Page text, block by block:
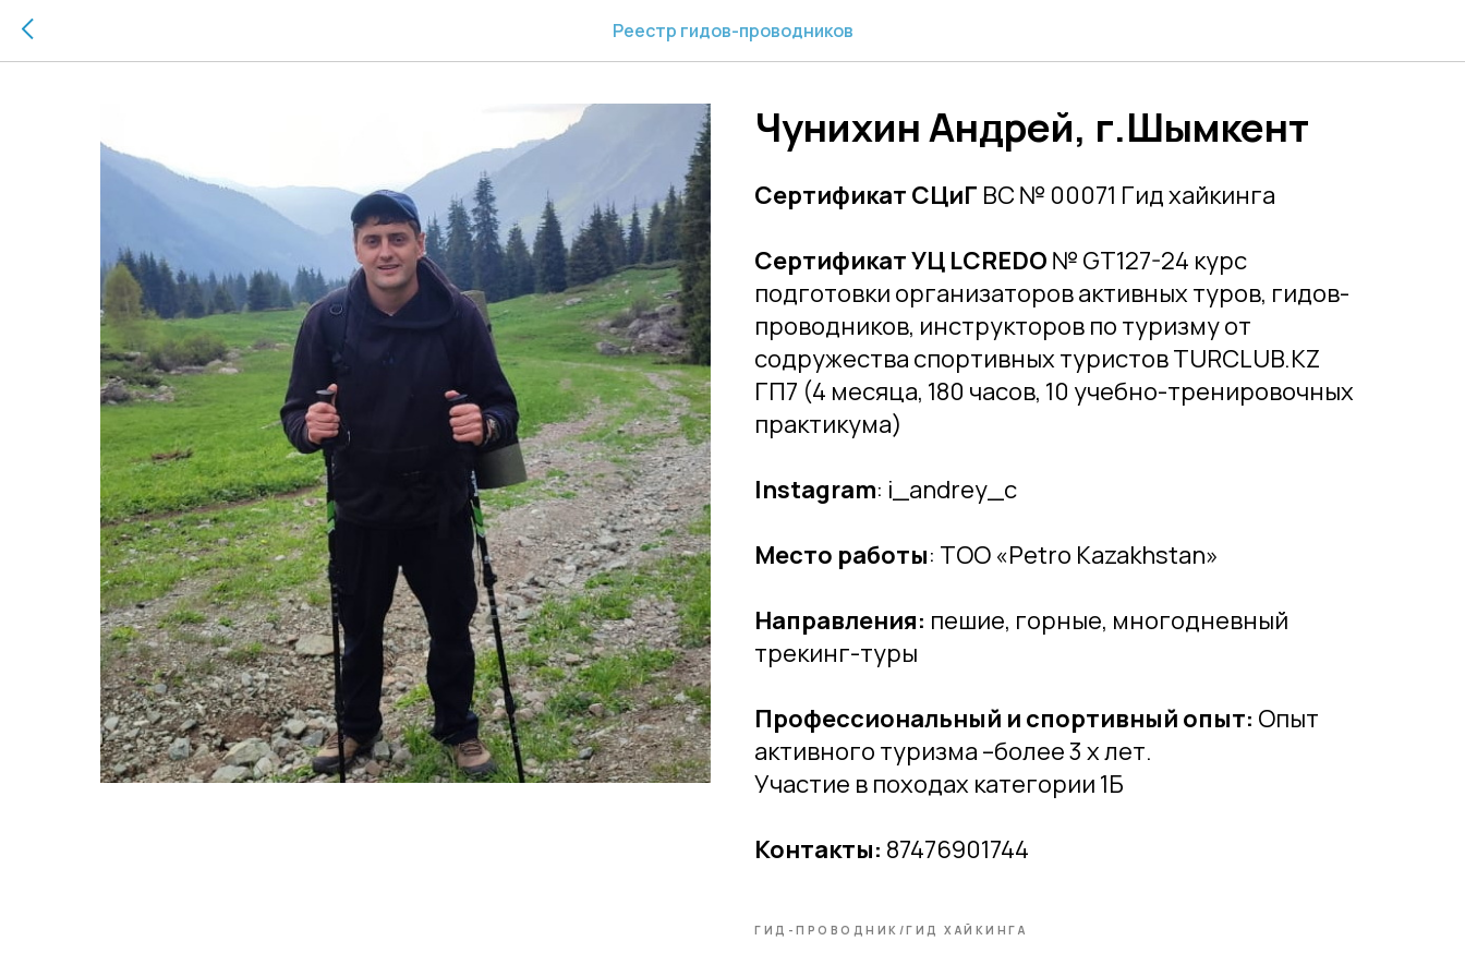
Реестр гидов-проводников
Чунихин Андрей, г.Шымкент
Сертификат СЦиГ ВС № 00071 Гид хайкинга
Сертификат УЦ LCREDO № GT127-24 курс
подготовки организаторов активных туров, гидов-
проводников, инструкторов по туризму от
содружества спортивных туристов TURCLUB.KZ
ГП7 (4 месяца, 180 часов, 10 учебно-тренировочных
практикума)
Instagram: i_andrey_c
Место работы: ТОО «Petro Kazakhstan»
Направления: пешие, горные, многодневный
трекинг-туры
Профессиональный и спортивный опыт: Опыт
активного туризма –более 3 х лет.
Участие в походах категории 1Б
Контакты: 87476901744
ГИД-ПРОВОДНИК/ГИД ХАЙКИНГА